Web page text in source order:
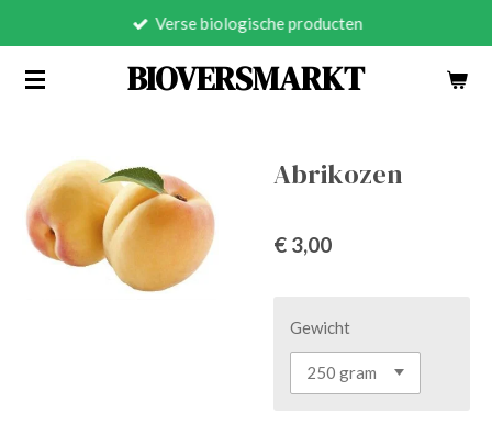
naar
BIOVERSMARKT
Verse biologische producten
Abrikozen
€ 3,00
Gewicht